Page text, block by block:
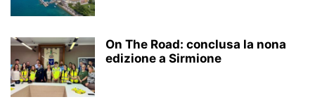
On The Road: conclusa la nona
edizione a Sirmione